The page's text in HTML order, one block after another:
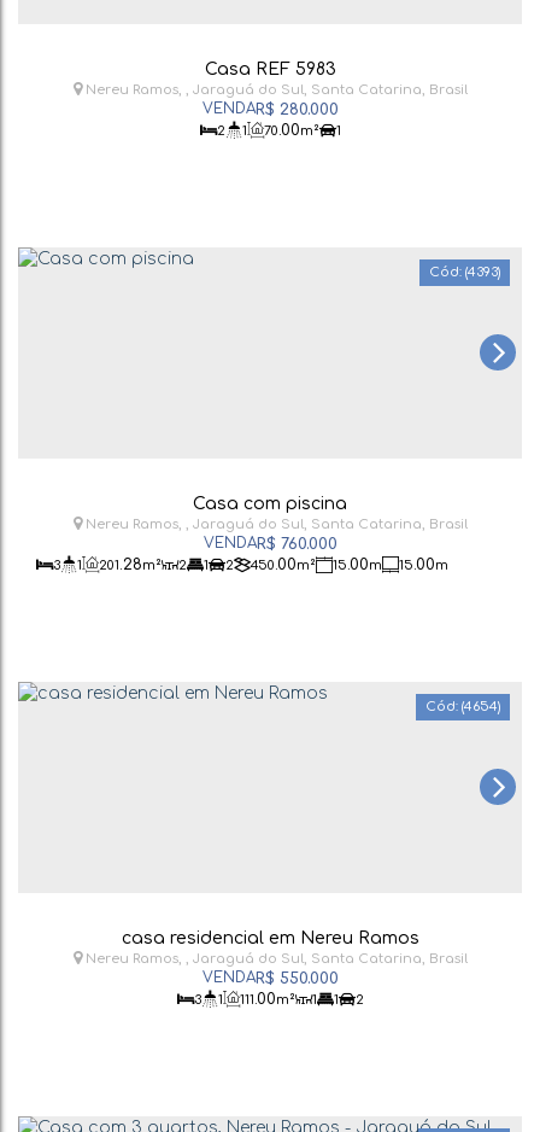
Casa REF 5983
R$ 280.000
Nereu Ramos , Jaraguá do Sul, Santa Catarina, Brasil
2 1 70 .00m² 1
(4393)
Casa com piscina
R$ 760.000
Nereu Ramos , Jaraguá do Sul, Santa Catarina, Brasil
3 1 201 .28m² 2 1 2 450 .00m² 15 .00m 15 .00m
(4654)
casa residencial em Nereu Ramos
R$ 550.000
Nereu Ramos , Jaraguá do Sul, Santa Catarina, Brasil
3 1 111 .00m² 1 1 2